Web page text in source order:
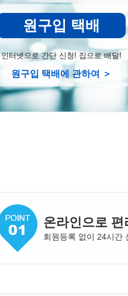
원구입 택배
인터넷으로 간단 신청! 집으로 배달!
원구입 택배에 관하여 ＞
온라인으로 편
회원등록 없이 24시간